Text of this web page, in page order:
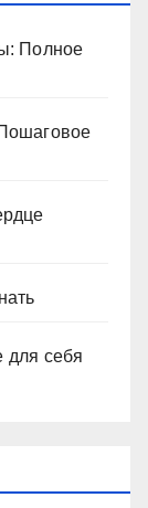
Полное
для себя